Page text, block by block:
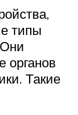
типы
органов
Такие